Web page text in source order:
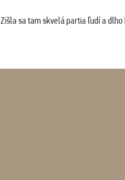
sa tam skvelá partia ľudí a